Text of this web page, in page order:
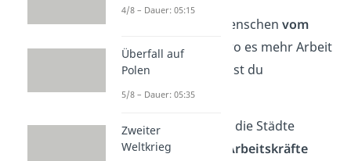
Daher zogen viele Menschen vom
Land in die Städte
, wo es mehr Arbeit
für sie gab. Das nennst du
Urbanisierung.
Je mehr Menschen in die Städte
kamen, desto
mehr Arbeitskräfte
4/8 – Dauer: 05:15
Überfall auf
Polen
5/8 – Dauer: 05:35
Zweiter
Weltkrieg